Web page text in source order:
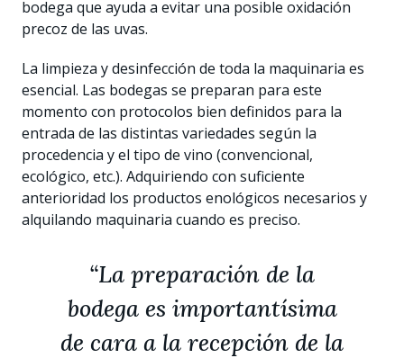
bodega que ayuda a evitar una posible oxidación
precoz de las uvas.
La limpieza y desinfección de toda la maquinaria es
esencial. Las bodegas se preparan para este
momento con protocolos bien definidos para la
entrada de las distintas variedades según la
procedencia y el tipo de vino (convencional,
ecológico, etc.). Adquiriendo con suficiente
anterioridad los productos enológicos necesarios y
alquilando maquinaria cuando es preciso.
“La preparación de la
bodega es importantísima
de cara a la recepción de la